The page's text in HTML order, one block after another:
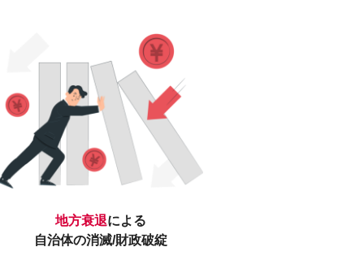
地方衰退による
自治体の消滅/財政破綻